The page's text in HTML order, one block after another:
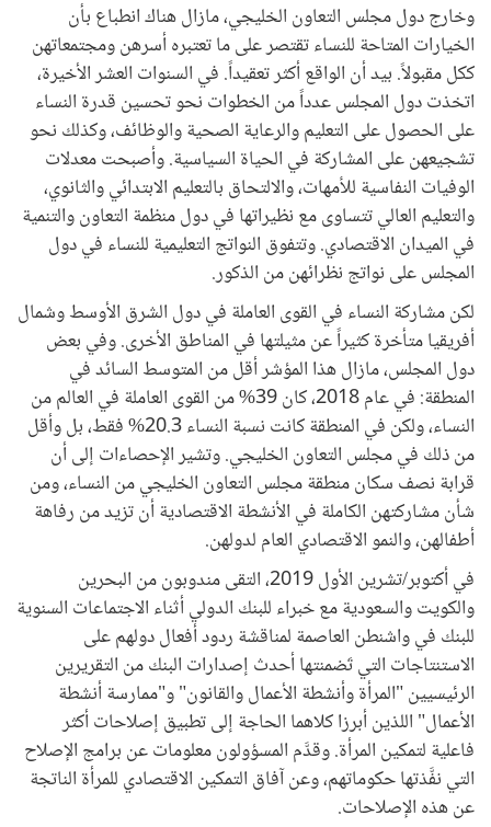
وخارج دول مجلس التعاون الخليجي، مازال هناك انطباع بأن
الخيارات المتاحة للنساء تقتصر على ما تعتبره أسرهن ومجتمعاتهن
ككل مقبولاً. بيد أن الواقع أكثر تعقيداً. في السنوات العشر الأخيرة،
اتخذت دول المجلس عدداً من الخطوات نحو تحسين قدرة النساء
على الحصول على التعليم والرعاية الصحية والوظائف، وكذلك نحو
تشجيعهن على المشاركة في الحياة السياسية. وأصبحت معدلات
الوفيات النفاسية للأمهات، والالتحاق بالتعليم الابتدائي والثانوي،
والتعليم العالي تتساوى مع نظيراتها في دول منظمة التعاون والتنمية
في الميدان الاقتصادي. وتتفوق النواتج التعليمية للنساء في دول
المجلس على نواتج نظرائهن من الذكور.
لكن مشاركة النساء في القوى العاملة في دول الشرق الأوسط وشمال
أفريقيا متأخرة كثيراً عن مثيلتها في المناطق الأخرى. وفي بعض
دول المجلس، مازال هذا المؤشر أقل من المتوسط السائد في
المنطقة: في عام 2018، كان 39% من القوى العاملة في العالم من
النساء، ولكن في المنطقة كانت نسبة النساء 20.3% فقط، بل وأقل
من ذلك في مجلس التعاون الخليجي. وتشير الإحصاءات إلى أن
قرابة نصف سكان منطقة مجلس التعاون الخليجي من النساء، ومن
شأن مشاركتهن الكاملة في الأنشطة الاقتصادية أن تزيد من رفاهة
أطفالهن، والنمو الاقتصادي العام لدولهن.
في أكتوبر/تشرين الأول 2019، التقى مندوبون من البحرين
والكويت والسعودية مع خبراء للبنك الدولي أثناء الاجتماعات السنوية
للبنك في واشنطن العاصمة لمناقشة ردود أفعال دولهم على
الاستنتاجات التي تَضمنتها أحدث إصدارات البنك من التقريرين
الرئيسيين "المرأة وأنشطة الأعمال والقانون" و"ممارسة أنشطة
الأعمال" اللذين أبرزا كلاهما الحاجة إلى تطبيق إصلاحات أكثر
فاعلية لتمكين المرأة. وقدَّم المسؤولون معلومات عن برامج الإصلاح
التي نفَّذتها حكوماتهم، وعن آفاق التمكين الاقتصادي للمرأة الناتجة
عن هذه الإصلاحات.